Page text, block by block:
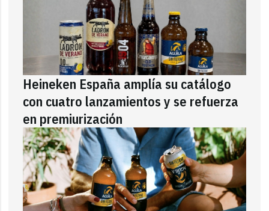
Heineken España amplía su catálogo
con cuatro lanzamientos y se refuerza
en premiurización